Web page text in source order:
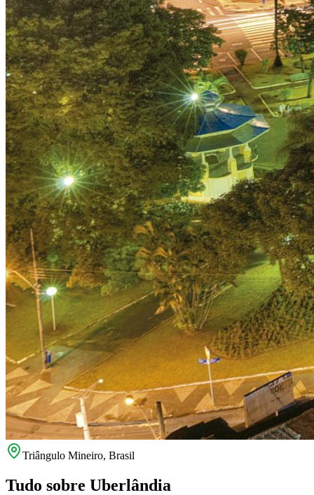
Triângulo Mineiro, Brasil
Tudo sobre Uberlândia